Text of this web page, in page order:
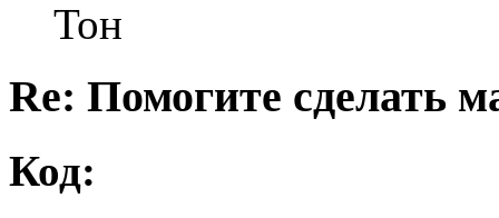
Тон
Re: Помогите сделать
Код: